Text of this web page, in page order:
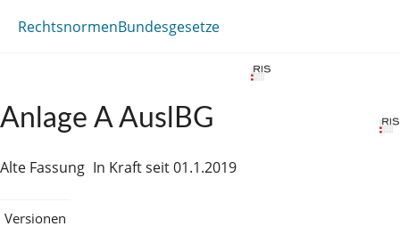
RechtsnormenBundesgesetze
Anlage A AuslBG
Alte Fassung In Kraft seit 01.1.2019
Versionen